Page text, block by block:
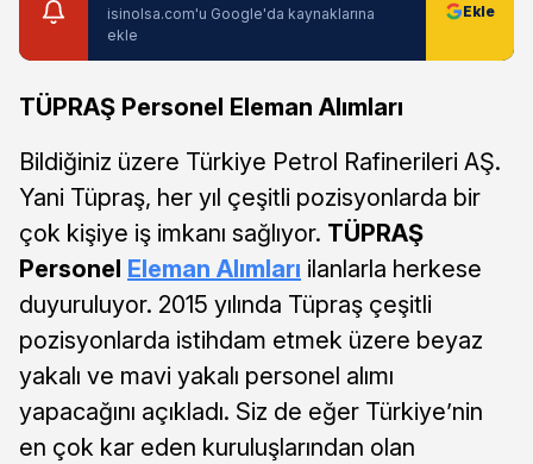
isinolsa.com'u Google'da kaynaklarına
ekle
TÜPRAŞ Personel Eleman Alımları
Bildiğiniz üzere Türkiye Petrol Rafinerileri AŞ.
Yani Tüpraş, her yıl çeşitli pozisyonlarda bir
çok kişiye iş imkanı sağlıyor. TÜPRAŞ
Personel Eleman Alımları ilanlarla herkese
duyuruluyor. 2015 yılında Tüpraş çeşitli
pozisyonlarda istihdam etmek üzere beyaz
yakalı ve mavi yakalı personel alımı
yapacağını açıkladı. Siz de eğer Türkiye’nin
en çok kar eden kuruluşlarından olan